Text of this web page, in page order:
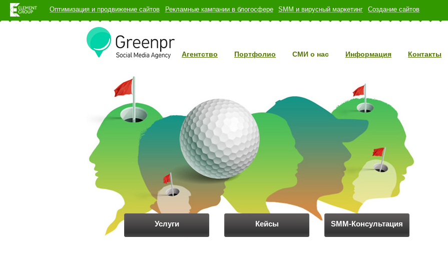
Оптимизация и продвижение сайтов Рекламные кампании в блогосфере SMM и вирусный маркетинг Создание сайтов
Агентство Портфолио СМИ о нас Информация Контакты
Услуги Кейсы SMM-Консультация